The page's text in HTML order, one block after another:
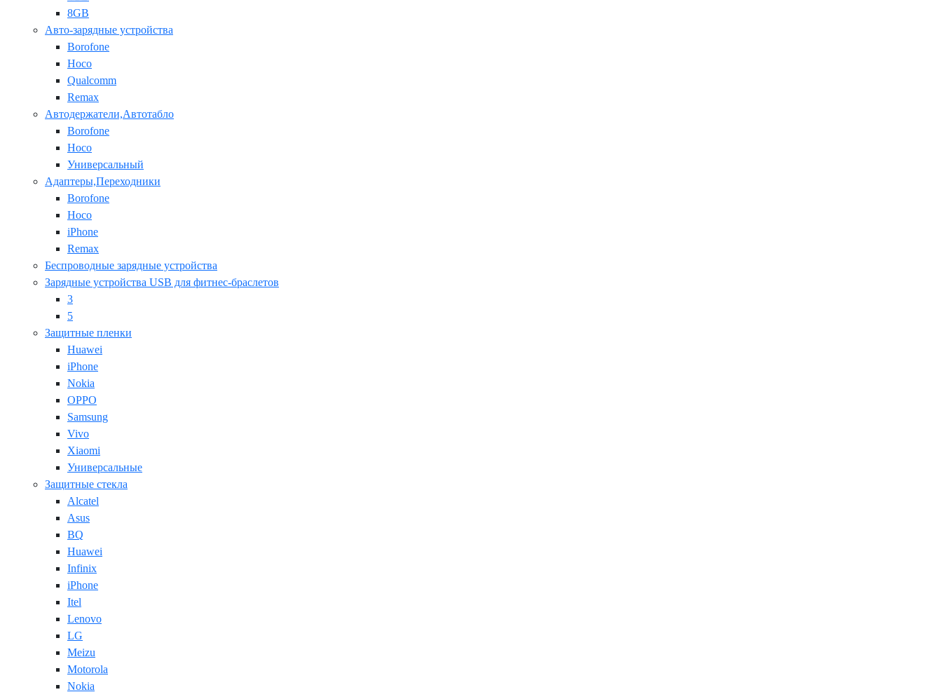
8GB
Авто-зарядные устройства
Borofone
Hoco
Qualcomm
Remax
Автодержатели,Автотабло
Borofone
Hoco
Универсальный
Адаптеры,Переходники
Borofone
Hoco
iPhone
Remax
Беспроводные зарядные устройства
Зарядные устройства USB для фитнес-браслетов
3
5
Защитные пленки
Huawei
iPhone
Nokia
OPPO
Samsung
Vivo
Xiaomi
Универсальные
Защитные стекла
Alcatel
Asus
BQ
Huawei
Infinix
iPhone
Itel
Lenovo
LG
Meizu
Motorola
Nokia